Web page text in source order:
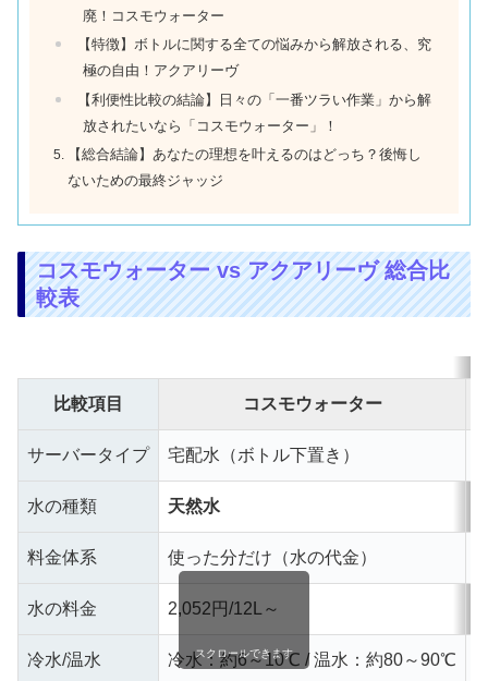
廃！コスモウォーター
【特徴】ボトルに関する全ての悩みから解放される、究
極の自由！アクアリーヴ
【利便性比較の結論】日々の「一番ツラい作業」から解
放されたいなら「コスモウォーター」！
【総合結論】あなたの理想を叶えるのはどっち？後悔し
ないための最終ジャッジ
コスモウォーター vs アクアリーヴ 総合比
較表
比較項目 コスモウォーター
サーバータイプ 宅配水（ボトル下置き）
水の種類 天然水
料金体系 使った分だけ（水の代金）
水の料金 2,052円/12L～
冷水/温水 冷水：約6～10℃ / 温水：約80～90℃
スクロールできます